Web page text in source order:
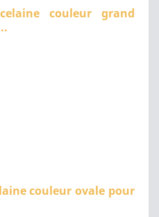
couleur grand
couleur ovale pour